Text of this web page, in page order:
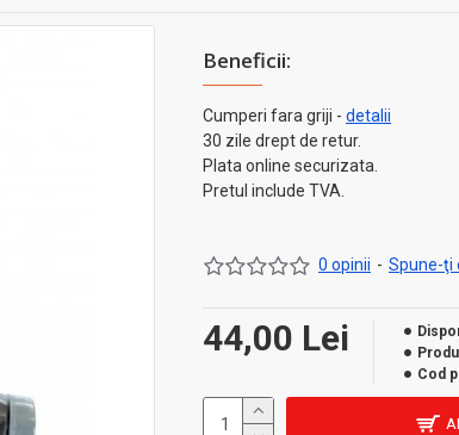
Beneficii:
Cumperi fara griji - detalii
30 zile drept de retur.
Plata online securizata.
Pretul include TVA.
0 opinii - Spune-ţi
44,00 Lei
Cod